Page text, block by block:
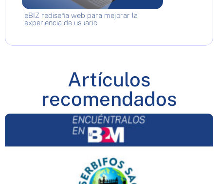
eBIZ rediseña web para mejorar la
experiencia de usuario
Artículos
recomendados